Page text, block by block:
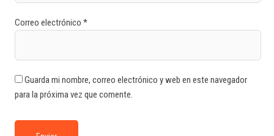
Correo electrónico *
Guarda mi nombre, correo electrónico y web en este navegador
para la próxima vez que comente.